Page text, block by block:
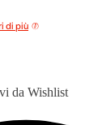
di più
da Wishlist